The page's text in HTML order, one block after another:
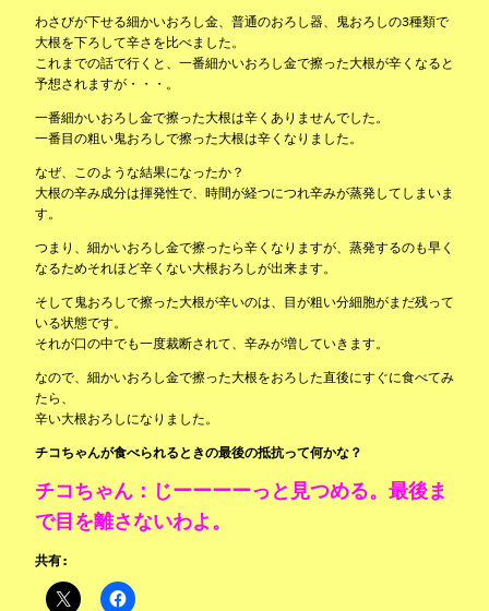
わさびが下せる細かいおろし金、普通のおろし器、鬼おろしの3種類で
大根を下ろして辛さを比べました。
これまでの話で行くと、一番細かいおろし金で擦った大根が辛くなると
予想されますが・・・。
一番細かいおろし金で擦った大根は辛くありませんでした。
一番目の粗い鬼おろしで擦った大根は辛くなりました。
なぜ、このような結果になったか？
大根の辛み成分は揮発性で、時間が経つにつれ辛みが蒸発してしまいま
す。
つまり、細かいおろし金で擦ったら辛くなりますが、蒸発するのも早く
なるためそれほど辛くない大根おろしが出来ます。
そして鬼おろしで擦った大根が辛いのは、目が粗い分細胞がまだ残って
いる状態です。
それが口の中でも一度裁断されて、辛みが増していきます。
なので、細かいおろし金で擦った大根をおろした直後にすぐに食べてみ
たら、
辛い大根おろしになりました。
チコちゃんが食べられるときの最後の抵抗って何かな？
チコちゃん：じーーーーっと見つめる。最後ま
で目を離さないわよ。
共有: